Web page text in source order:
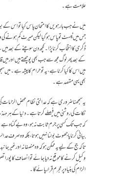
علامت ہے۔
میں نے جب بارہویں کا امتحان پاس کیا تو اس کے
جس میں ٹیسٹ تو پاس ہو گیا لیکن میرٹ کم ہونے
ڈگری کا انتخاب کرنا پڑا۔ کچھ دن سوچنے کے بعد
کے بعد پھر لوگ مجھ سے جب بھی پوچھتے ہیں اور
ہیں اس کا کیا کرنا ہے، یہ تو حرام کا پیشہ ہے۔
بھی یہی مقصد ہے۔
یہ سمجھنا ضروری ہے کہ عدالتی نظام محض الزامات کی
نکات کی روشنی میں فیصلے کرتا ہے۔ دنیا کے ہر
کہ جب تک کسی پر جرم ثابت نہ ہو، وہ بے گناہ
بیانی کرنا یا جھوٹ بولنا نہیں ہوتا، بلکہ وہ
تاکہ جج کے لیے یہ ممکن ہو کہ وہ منصفانہ اور غیر
وکیل کرنے کا موقع نہ دیا جائے تو انصاف کا پورا
الزام کی بنیاد پر مجرم قرار پائے گا۔